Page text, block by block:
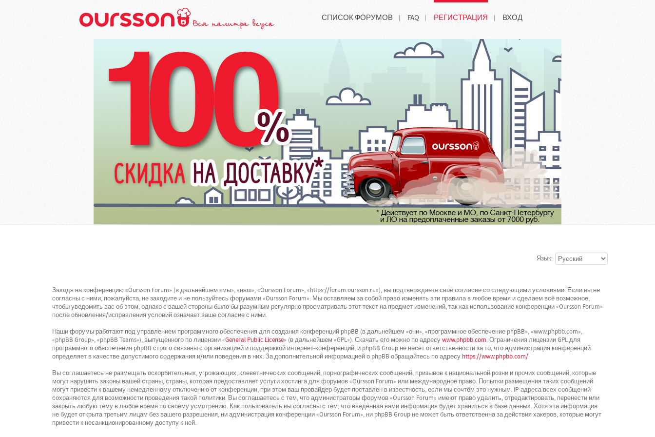
СПИСОК ФОРУМОВ FAQ РЕГИСТРАЦИЯ ВХОД
Язык:
Заходя на конференцию «Oursson Forum» (в дальнейшем «мы», «наш», «Oursson Forum», «https://forum.oursson.ru»), вы подтверждаете своё согласие со следующими условиями. Если вы не
согласны с ними, пожалуйста, не заходите и не пользуйтесь форумами «Oursson Forum». Мы оставляем за собой право изменять эти правила в любое время и сделаем всё возможное,
чтобы уведомить вас об этом, однако с вашей стороны было бы разумным регулярно просматривать этот текст на предмет изменений, так как использование конференции «Oursson Forum»
после обновления/исправления условий означает ваше согласие с ними.
Наши форумы работают под управлением программного обеспечения для создания конференций phpBB (в дальнейшем «они», «программное обеспечение phpBB», «www.phpbb.com»,
«phpBB Group», «phpBB Teams»), выпущенного по лицензии «General Public License» (в дальнейшем «GPL»). Скачать его можно по адресуwww.phpbb.com. Ограничения лицензии GPL для
программного обеспечения phpBB строго связаны с организацией и поддержкой интернет-конференций, и phpBB Group не несёт ответственности за то, что администрация конференций
определяет в качестве допустимого содержания и/или поведения в них. За дополнительной информацией о phpBB обращайтесь по адресу https://www.phpbb.com/.
Вы соглашаетесь не размещать оскорбительных, угрожающих, клеветнических сообщений, порнографических сообщений, призывов к национальной розни и прочих сообщений, которые
могут нарушить законы вашей страны, страны, которая предоставляет услуги хостинга для форумов «Oursson Forum» или международное право. Попытки размещения таких сообщений
могут привести к вашему немедленному отключению от конференции, при этом ваш провайдер будет поставлен в известность, если мы сочтём это нужным. IP-адреса всех сообщений
сохраняются для возможности проведения такой политики. Вы соглашаетесь с тем, что администраторы форумов «Oursson Forum» имеют право удалить, отредактировать, перенести или
закрыть любую тему в любое время по своему усмотрению. Как пользователь вы согласны с тем, что введённая вами информация будет храниться в базе данных. Хотя эта информация
не будет открыта третьим лицам без вашего разрешения, ни администрация конференции «Oursson Forum», ни phpBB Group не может быть ответственна за действия хакеров, которые могут
привести к несанкционированному доступу к ней.